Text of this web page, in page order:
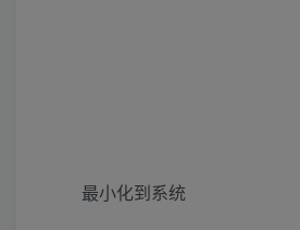
最小化到系统